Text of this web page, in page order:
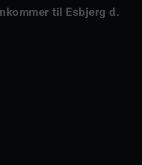
til Esbjerg d.